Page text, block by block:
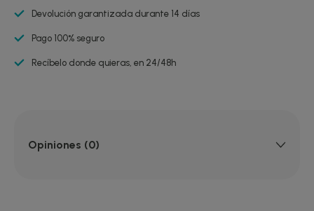
Devolución garantizada durante 14 días
Pago 100% seguro
Recíbelo donde quieras, en 24/48h
Opiniones (0)